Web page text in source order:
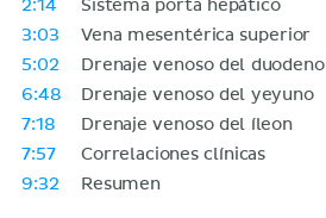
2:14
Sistema porta hepático
3:03
Vena mesentérica superior
5:02
Drenaje venoso del duodeno
6:48
Drenaje venoso del yeyuno
7:18
Drenaje venoso del íleon
7:57
Correlaciones clínicas
9:32
Resumen